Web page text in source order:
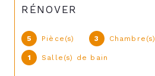
RÉNOVER
5 Pièce(s) 3 Chambre(s)
1 Salle(s) de bain